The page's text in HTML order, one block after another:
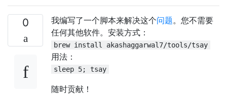
0 我编写了一个脚本来解决这个问题。您不需要
任何其他软件。安装方式：
brew install akashaggarwal7/tools/tsay
用法：
sleep 5; tsay
随时贡献！